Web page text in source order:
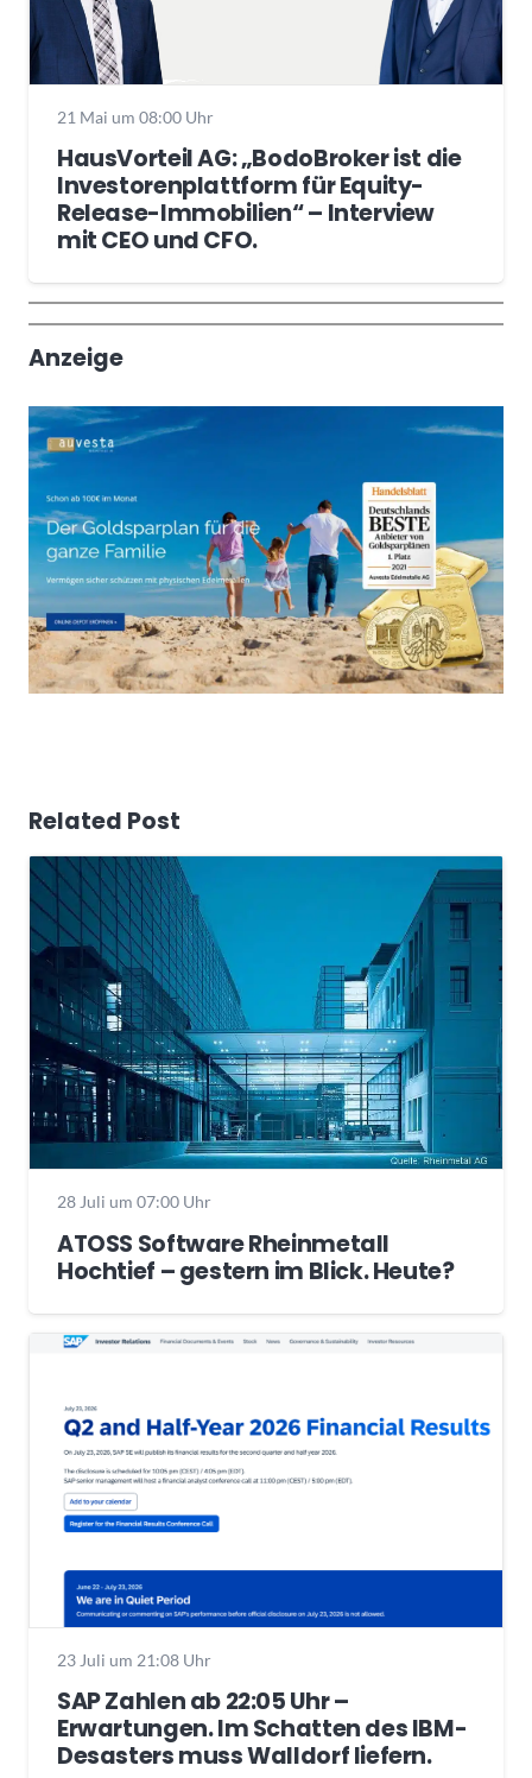
21 Mai um 08:00 Uhr
HausVorteil AG: „BodoBroker ist die
Investorenplattform für Equity-
Release-Immobilien“ – Interview
mit CEO und CFO.
Wochenrückblick
Trendthemen
Anzeige
Related Post
28 Juli um 07:00 Uhr
ATOSS Software Rheinmetall
Hochtief – gestern im Blick. Heute?
23 Juli um 21:08 Uhr
SAP Zahlen ab 22:05 Uhr –
Erwartungen. Im Schatten des IBM-
Desasters muss Walldorf liefern.